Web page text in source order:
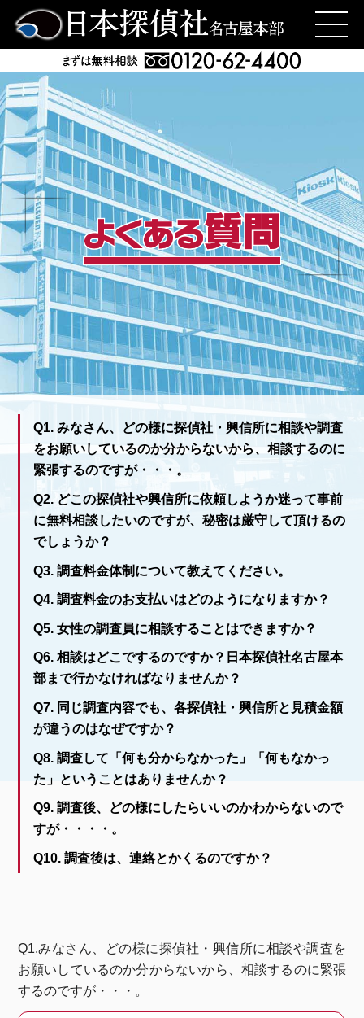
日本探偵社名古屋本部>よくある質問
Q1. みなさん、どの様に探偵社・興信所に相談や調査
をお願いしているのか分からないから、相談するのに
緊張するのですが・・・。
Q2. どこの探偵社や興信所に依頼しようか迷って事前
に無料相談したいのですが、秘密は厳守して頂けるの
でしょうか？
Q3. 調査料金体制について教えてください。
Q4. 調査料金のお支払いはどのようになりますか？
Q5. 女性の調査員に相談することはできますか？
Q6. 相談はどこでするのですか？日本探偵社名古屋本
部まで行かなければなりませんか？
Q7. 同じ調査内容でも、各探偵社・興信所と見積金額
が違うのはなぜですか？
Q8. 調査して「何も分からなかった」「何もなかっ
た」ということはありませんか？
Q9. 調査後、どの様にしたらいいのかわからないので
すが・・・・。
Q10. 調査後は、連絡とかくるのですか？
Q1.みなさん、どの様に探偵社・興信所に相談や調査を
お願いしているのか分からないから、相談するのに緊張
するのですが・・・。